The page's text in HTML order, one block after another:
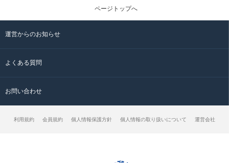
ページトップへ
運営からのお知らせ
よくある質問
お問い合わせ
利用規約 会員規約 個人情報保護方針 個人情報の取り扱いについて 運営会社